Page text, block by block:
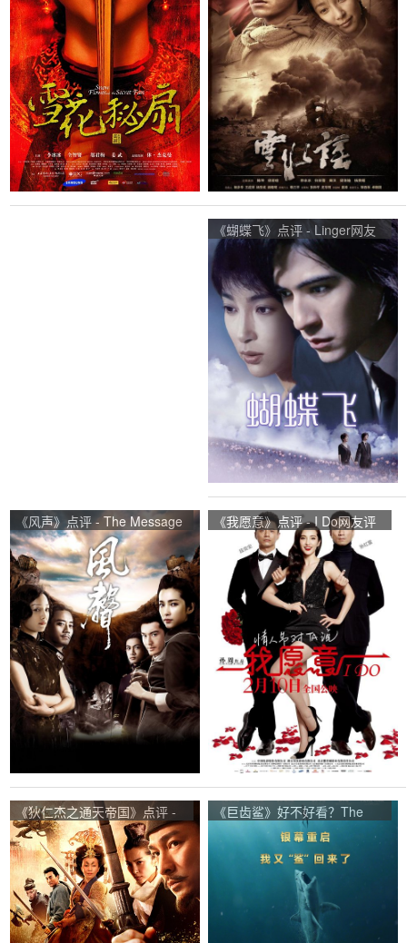
《蝴蝶飞》点评 - Linger网友
评价
《风声》点评 - The Message
网友评价
《我愿意》点评 - I Do网友评
《狄仁杰之通天帝国》点评 -
Detective Dee and the
Mystery of the Phantom
Flame网友评价
《巨齿鲨》好不好看？The
Meg观众点评及剧本